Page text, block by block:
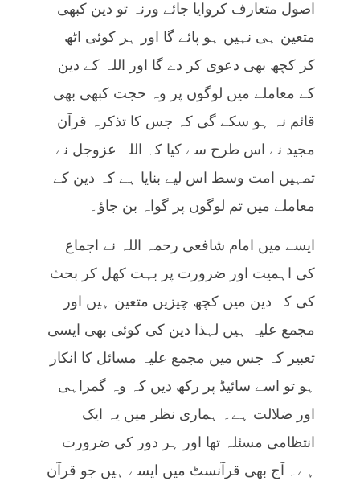
اصول متعارف کروایا جائے ورنہ تو دین کبھی
متعین ہی نہیں ہو پائے گا اور ہر کوئی اٹھ
کر کچھ بھی دعوی کر دے گا اور اللہ کے دین
کے معاملے میں لوگوں پر وہ حجت کبھی بھی
قائم نہ ہو سکے گی کہ جس کا تذکرہ قرآن
مجید نے اس طرح سے کیا کہ اللہ عزوجل نے
تمہیں امت وسط اس لیے بنایا ہے کہ دین کے
معاملے میں تم لوگوں پر گواہ بن جاؤ۔
ایسے میں امام شافعی رحمہ اللہ نے اجماع
کی اہمیت اور ضرورت پر بہت کھل کر بحث
کی کہ دین میں کچھ چیزیں متعین ہیں اور
مجمع علیہ ہیں لہذا دین کی کوئی بھی ایسی
تعبیر کہ جس میں مجمع علیہ مسائل کا انکار
ہو تو اسے سائیڈ پر رکھ دیں کہ وہ گمراہی
اور ضلالت ہے۔ ہماری نظر میں یہ ایک
انتظامی مسئلہ تھا اور ہر دور کی ضرورت
ہے۔ آج بھی قرآنسٹ میں ایسے ہیں جو قرآن